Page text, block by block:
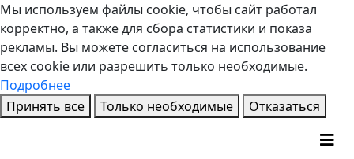
Мы используем файлы cookie, чтобы сайт работал
корректно, а также для сбора статистики и показа
рекламы. Вы можете согласиться на использование
всех cookie или разрешить только необходимые.
Подробнее
Принять все
Только необходимые Отказаться